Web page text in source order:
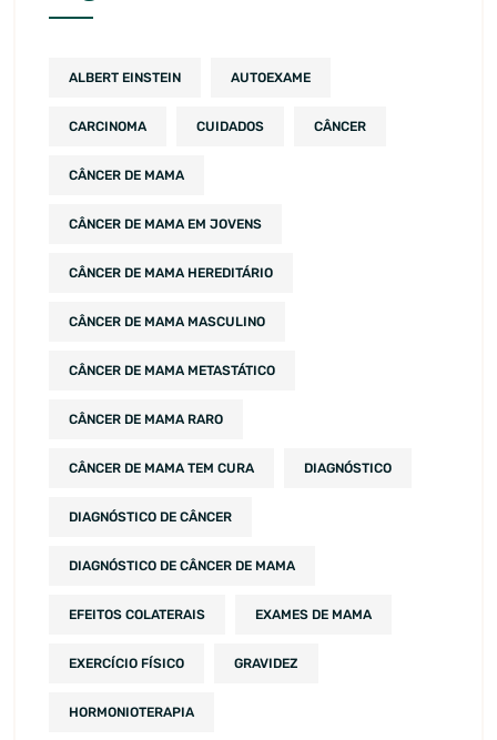
ALBERT EINSTEIN AUTOEXAME
CARCINOMA CUIDADOS CÂNCER
CÂNCER DE MAMA
CÂNCER DE MAMA EM JOVENS
CÂNCER DE MAMA HEREDITÁRIO
CÂNCER DE MAMA MASCULINO
CÂNCER DE MAMA METASTÁTICO
CÂNCER DE MAMA RARO
CÂNCER DE MAMA TEM CURA DIAGNÓSTICO
DIAGNÓSTICO DE CÂNCER
DIAGNÓSTICO DE CÂNCER DE MAMA
EFEITOS COLATERAIS EXAMES DE MAMA
EXERCÍCIO FÍSICO GRAVIDEZ
HORMONIOTERAPIA